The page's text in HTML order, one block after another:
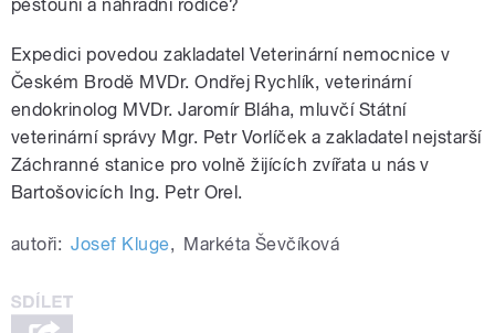
pěstouni a náhradní rodiče?
Expedici povedou zakladatel Veterinární nemocnice v
Českém Brodě MVDr. Ondřej Rychlík, veterinární
endokrinolog MVDr. Jaromír Bláha, mluvčí Státní
veterinární správy Mgr. Petr Vorlíček a zakladatel nejstarší
Záchranné stanice pro volně žijících zvířata u nás v
Bartošovicích Ing. Petr Orel.
autoři: Josef Kluge, Markéta Ševčíková